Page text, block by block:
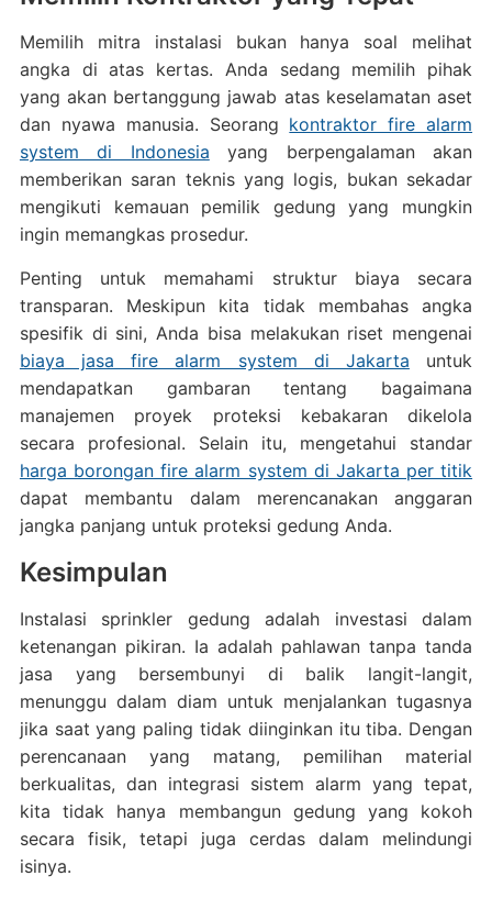
Memilih mitra instalasi bukan hanya soal melihat
angka di atas kertas. Anda sedang memilih pihak
yang akan bertanggung jawab atas keselamatan aset
dan nyawa manusia. Seorang kontraktor fire alarm
system di Indonesia yang berpengalaman akan
memberikan saran teknis yang logis, bukan sekadar
mengikuti kemauan pemilik gedung yang mungkin
ingin memangkas prosedur.
Penting untuk memahami struktur biaya secara
transparan. Meskipun kita tidak membahas angka
spesifik di sini, Anda bisa melakukan riset mengenai
biaya jasa fire alarm system di Jakarta untuk
mendapatkan gambaran tentang bagaimana
manajemen proyek proteksi kebakaran dikelola
secara profesional. Selain itu, mengetahui standar
harga borongan fire alarm system di Jakarta per titik
dapat membantu dalam merencanakan anggaran
jangka panjang untuk proteksi gedung Anda.
Kesimpulan
Instalasi sprinkler gedung adalah investasi dalam
ketenangan pikiran. Ia adalah pahlawan tanpa tanda
jasa yang bersembunyi di balik langit-langit,
menunggu dalam diam untuk menjalankan tugasnya
jika saat yang paling tidak diinginkan itu tiba. Dengan
perencanaan yang matang, pemilihan material
berkualitas, dan integrasi sistem alarm yang tepat,
kita tidak hanya membangun gedung yang kokoh
secara fisik, tetapi juga cerdas dalam melindungi
isinya.